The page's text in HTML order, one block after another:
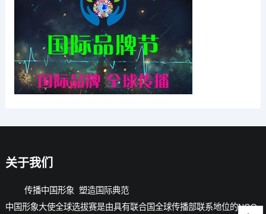
关于我们
传播中国形象 塑造国际典范
中国形象大使全球选拔赛是由具有联合国全球传播部联系地位的NGO-